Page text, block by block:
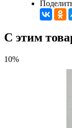
С этим
10%